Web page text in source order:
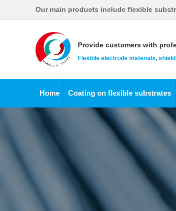
Our main products include flexible
Provide customers with
Flexible electrode materials,
Home Coating on flexible substrates